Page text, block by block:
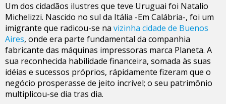
Um dos cidadãos ilustres que teve Uruguai foi Natalio
Michelizzi. Nascido no sul da Itália -Em Calábria-, foi um
imigrante que radicou-se na vizinha cidade de Buenos
Aires, onde era parte fundamental da companhia
fabricante das máquinas impressoras marca Planeta. A
sua reconhecida habilidade financeira, somada às suas
idéias e sucessos próprios, rápidamente fizeram que o
negócio prosperasse de jeito incrível; o seu patrimônio
multiplicou-se dia tras dia.